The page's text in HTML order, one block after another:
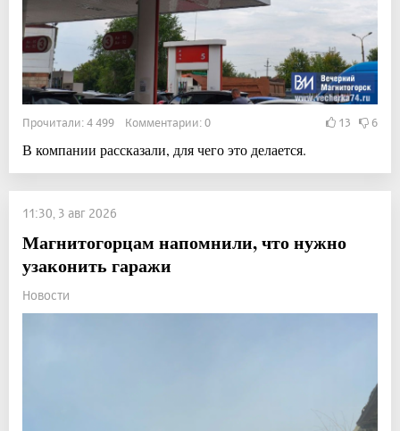
Прочитали: 4 499 Комментарии: 0 13 6
В компании рассказали, для чего это делается.
11:30, 3 авг 2026
Магнитогорцам напомнили, что нужно
узаконить гаражи
Новости